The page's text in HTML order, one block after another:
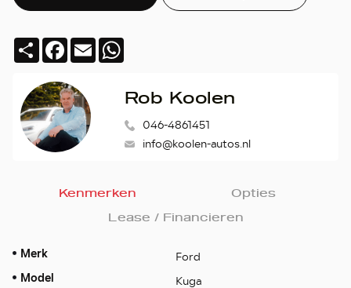
DeelFacebook
Email
Rob Koolen
046-4861451
info@koolen-autos.nl
Kenmerken
Opties
Lease / Financieren
Merk Ford
Model Kuga